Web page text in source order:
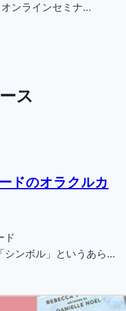
ンラインセミナ…
ス
ドのオラクルカ
ド
シンボル」というあら…